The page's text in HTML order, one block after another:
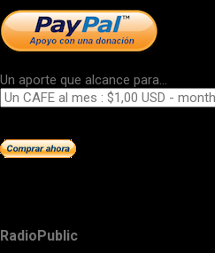
Un aporte que alcance para...
RadioPublic